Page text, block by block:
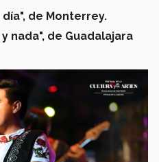
de Monterrey.
nada", de Guadalajara